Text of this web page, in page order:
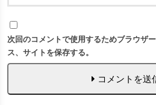
次回のコメントで使用するためブラウザ
ス、サイトを保存する。
コメントを送